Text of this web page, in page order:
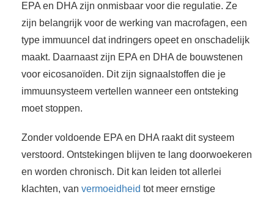
EPA en DHA zijn onmisbaar voor die regulatie. Ze
zijn belangrijk voor de werking van macrofagen, een
type immuuncel dat indringers opeet en onschadelijk
maakt. Daarnaast zijn EPA en DHA de bouwstenen
voor eicosanoïden. Dit zijn signaalstoffen die je
immuunsysteem vertellen wanneer een ontsteking
moet stoppen.
Zonder voldoende EPA en DHA raakt dit systeem
verstoord. Ontstekingen blijven te lang doorwoekeren
en worden chronisch. Dit kan leiden tot allerlei
klachten, van vermoeidheid tot meer ernstige